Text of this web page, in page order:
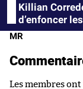
Killian
d’enfoncer
MR
Les membres